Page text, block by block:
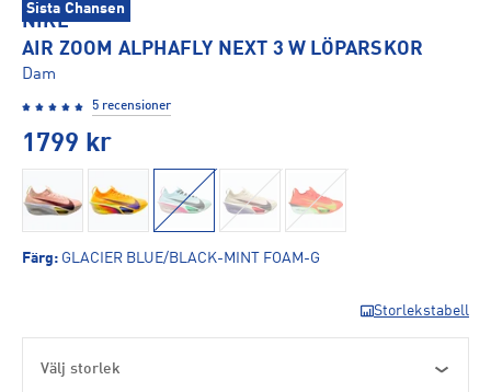
Sista Chansen
NIKE
AIR ZOOM ALPHAFLY NEXT 3 W LÖPARSKOR
Dam
5 recensioner
1799 kr
Färg: GLACIER BLUE/BLACK-MINT FOAM-G
Storlekstabell
Välj storlek